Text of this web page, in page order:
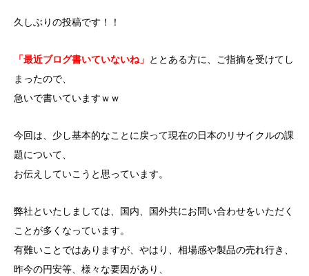
久しぶりの投稿です！！
「最近ブログ書いていないね」 ととある方に、ご指摘を受けてし
まったので、
急いで書いていますｗｗ
今回は、少し基本的なことに戻って現在の日本のリサイクルの課
題について、
お伝えしていこうと思っています。
弊社といたしましては、国内、国外共にお問い合わせをいただく
ことが多くなっています。
有難いことではありますが、やはり、相場感や製品の売れ行き、
昨今の円安等、様々な要因があり、